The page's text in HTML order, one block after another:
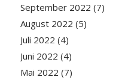
September 2022 (7)
August 2022 (5)
Juli 2022 (4)
Juni 2022 (4)
Mai 2022 (7)